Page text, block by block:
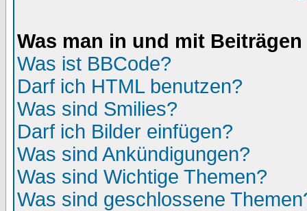
Was man in und mit
Was ist BBCode?
Darf ich HTML benutzen?
Was sind Smilies?
Darf ich Bilder einfügen?
Was sind Ankündigungen?
Was sind Wichtige Themen?
Was sind geschlossene